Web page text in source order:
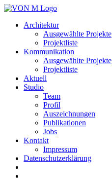
Architektur
Ausgewählte Projekte
Projektliste
Kommunikation
Ausgewählte Projekte
Projektliste
Aktuell
Studio
Team
Profil
Auszeichnungen
Publikationen
Jobs
Kontakt
Impressum
Datenschutzerklärung